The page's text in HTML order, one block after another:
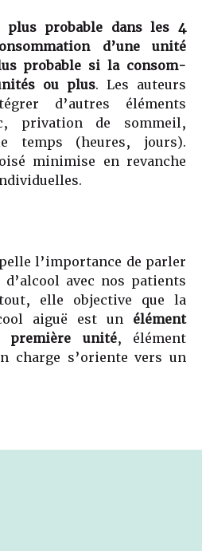
probable dans les 4
d’une unité
probable si la consom­
ou plus. Les auteurs
d’autres éléments
privation de sommeil,
temps (heures, jours).
minimise en revanche
l’importance de parler
avec nos patients
elle objective que la
aiguë est un élément
première unité, élément
charge s’oriente vers un